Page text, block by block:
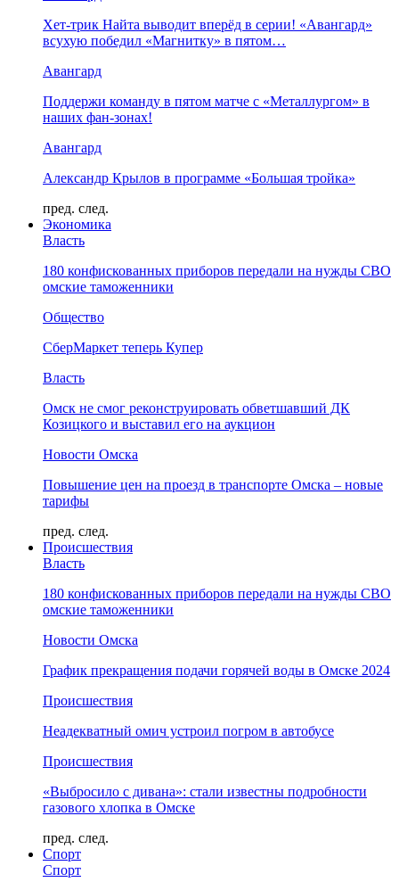
Хет-трик Найта выводит вперёд в серии! «Авангард»
всухую победил «Магнитку» в пятом…
Авангард
Поддержи команду в пятом матче с «Металлургом» в
наших фан-зонах!
Авангард
Александр Крылов в программе «Большая тройка»
пред. след.
Экономика
Власть
180 конфискованных приборов передали на нужды СВО
омские таможенники
Общество
СберМаркет теперь Купер
Власть
Омск не смог реконструировать обветшавший ДК
Козицкого и выставил его на аукцион
Новости Омска
Повышение цен на проезд в транспорте Омска – новые
тарифы
пред. след.
Происшествия
Власть
180 конфискованных приборов передали на нужды СВО
омские таможенники
Новости Омска
График прекращения подачи горячей воды в Омске 2024
Происшествия
Неадекватный омич устроил погром в автобусе
Происшествия
«Выбросило с дивана»: стали известны подробности
газового хлопка в Омске
пред. след.
Спорт
Спорт